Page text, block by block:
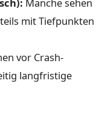
mit Tiefpunkten
vor Crash-
langfristige